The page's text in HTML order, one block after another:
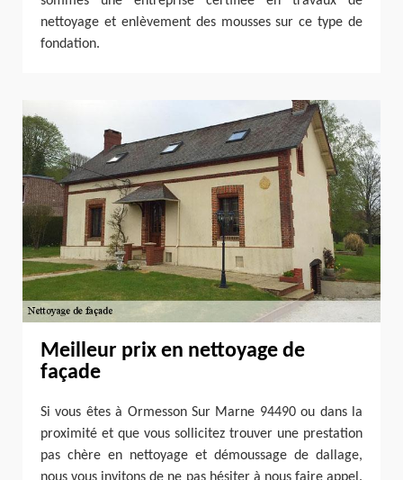
nettoyage et enlèvement des mousses sur ce type de
fondation.
Meilleur prix en nettoyage de
façade
Si vous êtes à Ormesson Sur Marne 94490 ou dans la
proximité et que vous sollicitez trouver une prestation
pas chère en nettoyage et démoussage de dallage,
nous vous invitons de ne pas hésiter à nous faire appel.